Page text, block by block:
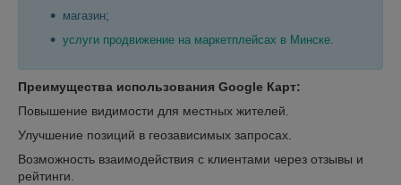
магазин;
услуги продвижение на маркетплейсах в Минске.
Преимущества использования Google Карт:
Повышение видимости для местных жителей.
Улучшение позиций в геозависимых запросах.
Возможность взаимодействия с клиентами через отзывы и
рейтинги.